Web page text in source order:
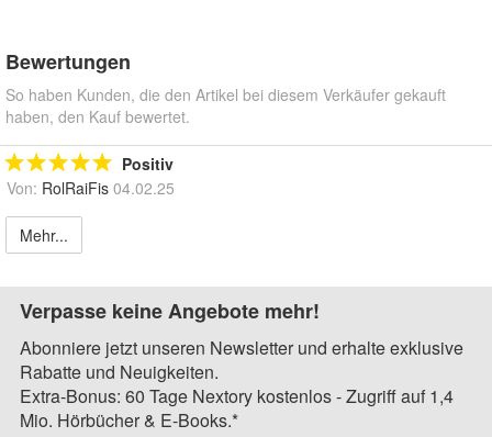
Bewertungen
So haben Kunden, die den Artikel bei diesem Verkäufer gekauft
haben, den Kauf bewertet.
Positiv
Von: RolRaiFis 04.02.25
Mehr...
Verpasse keine Angebote mehr!
Abonniere jetzt unseren Newsletter und erhalte exklusive
Rabatte und Neuigkeiten.
Extra-Bonus: 60 Tage Nextory kostenlos - Zugriff auf 1,4
Mio. Hörbücher & E-Books.*